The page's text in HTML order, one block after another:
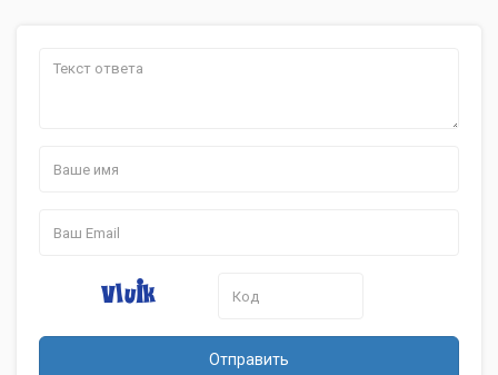
Отправить